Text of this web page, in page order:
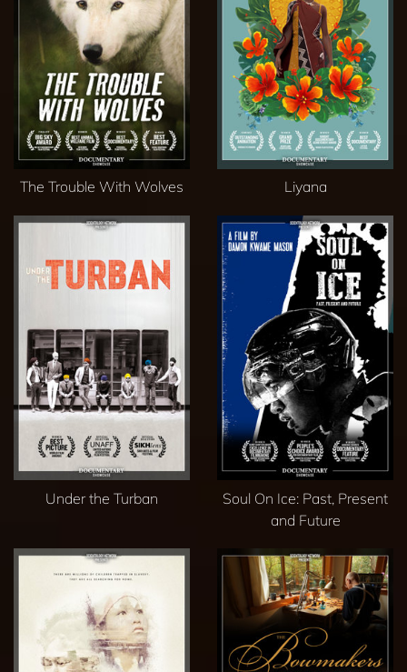
The Trouble With Wolves Liyana
Under the Turban
Soul On Ice: Past, Present
and Future